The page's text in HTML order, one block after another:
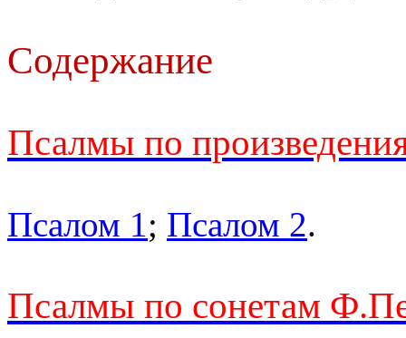
Содержание
Псалмы по
Псалом 1; Псалом 2.
Псалмы по сонетам